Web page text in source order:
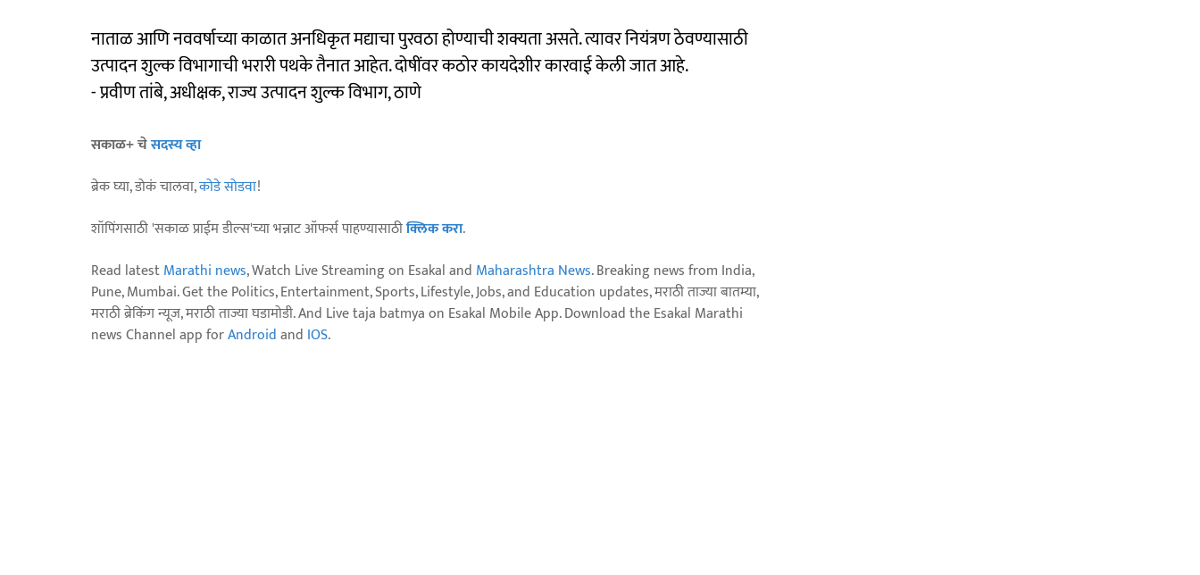
नाताळ आणि नववर्षाच्या काळात अनधिकृत मद्याचा पुरवठा होण्याची शक्यता असते. त्यावर नियंत्रण ठेवण्यासाठी
उत्पादन शुल्क विभागाची भरारी पथके तैनात आहेत. दोषींवर कठोर कायदेशीर कारवाई केली जात आहे.
- प्रवीण तांबे, अधीक्षक, राज्य उत्पादन शुल्क विभाग, ठाणे
सकाळ+ चेसदस्य व्हा
ब्रेक घ्या, डोकं चालवा,कोडे सोडवा!
शॉपिंगसाठी 'सकाळ प्राईम डील्स'च्या भन्नाट ऑफर्स पाहण्यासाठीक्लिक करा.
Read latestMarathi news, Watch Live Streaming on Esakal and Maharashtra News. Breaking news from India,
Pune, Mumbai. Get the Politics, Entertainment, Sports, Lifestyle, Jobs, and Education updates, मराठी ताज्या बातम्या,
मराठी ब्रेकिंग न्यूज, मराठी ताज्या घडामोडी. And Live taja batmya on Esakal Mobile App. Download the Esakal Marathi
news Channel app forAndroidand IOS.